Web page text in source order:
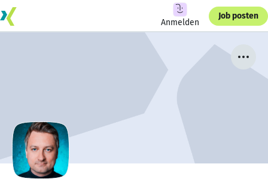
Anmelden
Job posten